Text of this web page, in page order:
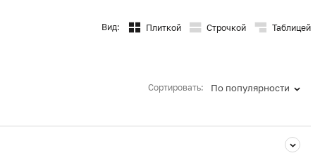
Вид: Плиткой Строчкой Таблицей
Сортировать: По популярности